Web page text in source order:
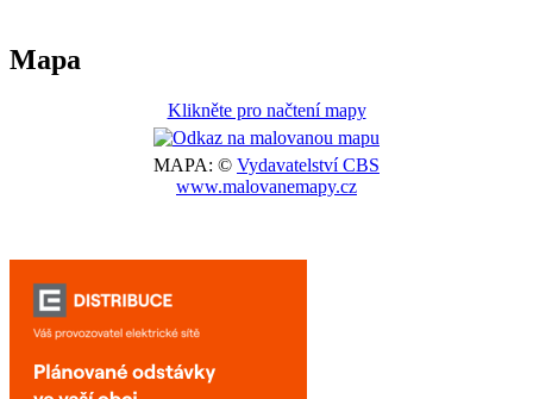
Mapa
Klikněte pro načtení mapy
MAPA: © Vydavatelství CBS
www.malovanemapy.cz